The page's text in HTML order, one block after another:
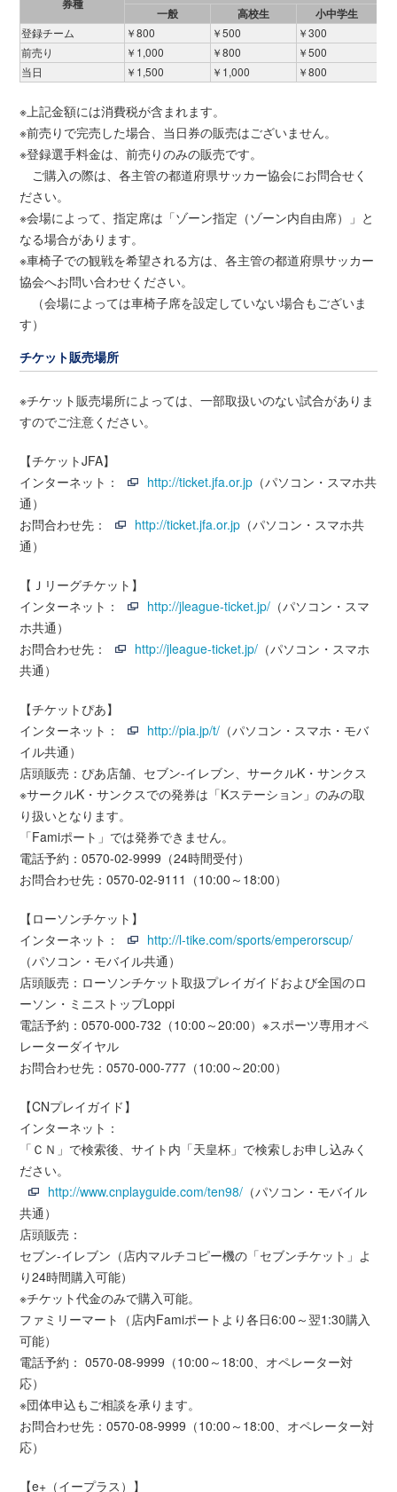
券種
一般
高校生 小中学生
登録チーム ￥800 ￥500
￥300
前売り
￥1,000 ￥800
￥500
当日
￥1,500 ￥1,000 ￥800
※上記金額には消費税が含まれます。
※前売りで完売した場合、当日券の販売はございません。
※登録選手料金は、前売りのみの販売です。
ご購入の際は、各主管の都道府県サッカー協会にお問合せく
ださい。
※会場によって、指定席は「ゾーン指定（ゾーン内自由席）」と
なる場合があります。
※車椅子での観戦を希望される方は、各主管の都道府県サッカー
協会へお問い合わせください。
（会場によっては車椅子席を設定していない場合もございま
す）
チケット販売場所
※チケット販売場所によっては、一部取扱いのない試合がありま
すのでご注意ください。
【チケットJFA】
インターネット：
http://ticket.jfa.or.jp （パソコン・スマホ共
通）
お問合わせ先：
http://ticket.jfa.or.jp （パソコン・スマホ共
通）
【Ｊリーグチケット】
インターネット：
http://jleague-ticket.jp/ （パソコン・スマ
ホ共通）
お問合わせ先：
http://jleague-ticket.jp/ （パソコン・スマホ
共通）
【チケットぴあ】
インターネット：
http://pia.jp/t/ （パソコン・スマホ・モバ
イル共通）
店頭販売：ぴあ店舗、セブン-イレブン、サークルK・サンクス
※サークルK・サンクスでの発券は「Kステーション」のみの取
り扱いとなります。
「Famiポート」では発券できません。
電話予約：0570-02-9999（24時間受付）
お問合わせ先：0570-02-9111（10:00～18:00）
【ローソンチケット】
インターネット：
http://l-tike.com/sports/emperorscup/
（パソコン・モバイル共通）
店頭販売：ローソンチケット取扱プレイガイドおよび全国のロ
ーソン・ミニストップLoppi
電話予約：0570-000-732（10:00～20:00）※スポーツ専用オペ
レーターダイヤル
お問合わせ先：0570-000-777（10:00～20:00）
【CNプレイガイド】
インターネット：
「ＣＮ」で検索後、サイト内「天皇杯」で検索しお申し込みく
ださい。
http://www.cnplayguide.com/ten98/ （パソコン・モバイル
共通）
店頭販売：
セブン-イレブン（店内マルチコピー機の「セブンチケット」よ
り24時間購入可能）
※チケット代金のみで購入可能。
ファミリーマート（店内Famiポートより各日6:00～翌1:30購入
可能）
電話予約： 0570-08-9999（10:00～18:00、オペレーター対
応）
※団体申込もご相談を承ります。
お問合わせ先：0570-08-9999（10:00～18:00、オペレーター対
応）
【e+（イープラス）】